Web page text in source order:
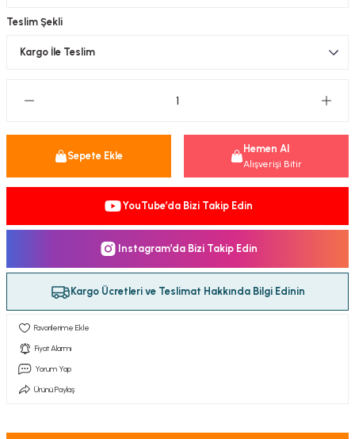
Aydınlatma
Teslim Şekli
Sepete Ekle
Hemen Al
Alışverişi Bitir
YouTube’da Bizi Takip Edin
Instagram’da Bizi Takip Edin
Kargo Ücretleri ve Teslimat Hakkında Bilgi Edinin
Fiyat Alarmı
Yorum Yap
Ürünü Paylaş